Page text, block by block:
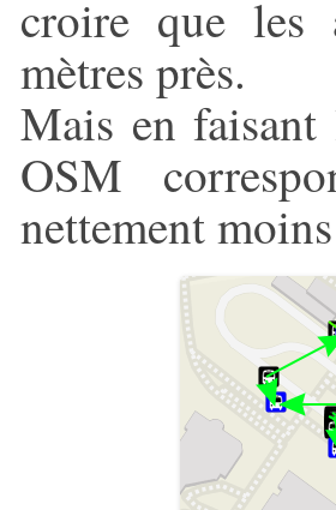
croire que les
mètres près.
Mais en
OSM
nettement